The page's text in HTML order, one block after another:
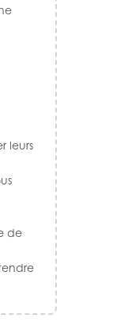
leurs
de